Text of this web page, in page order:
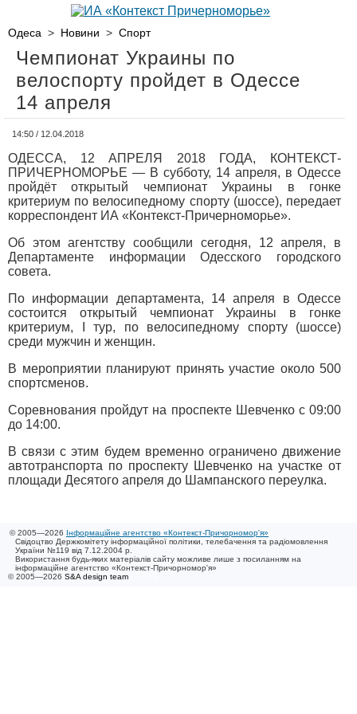
Одеса > Новини > Спорт
Чемпионат Украины по
велоспорту пройдет в Одессе
14 апреля
14:50 / 12.04.2018
ОДЕССА, 12 АПРЕЛЯ 2018 ГОДА, КОНТЕКСТ-
ПРИЧЕРНОМОРЬЕ — В субботу, 14 апреля, в Одессе
пройдёт открытый чемпионат Украины в гонке
критериум по велосипедному спорту (шоссе), передает
корреспондент ИА «Контекст-Причерноморье».
Об этом агентству сообщили сегодня, 12 апреля, в
Департаменте информации Одесского городского
совета.
По информации департамента, 14 апреля в Одессе
состоится открытый чемпионат Украины в гонке
критериум, I тур, по велосипедному спорту (шоссе)
среди мужчин и женщин.
В мероприятии планируют принять участие около 500
спортсменов.
Соревнования пройдут на проспекте Шевченко с 09:00
до 14:00.
В связи с этим будем временно ограничено движение
автотранспорта по проспекту Шевченко на участке от
площади Десятого апреля до Шампанского переулка.
© 2005—2026 Інформаційне агентство «Контекст-Причорномор'я»
Свідоцтво Держкомітету інформаційної політики, телебачення та радіомовлення
України №119 від 7.12.2004 р.
Використання будь-яких матеріалів сайту можливе лише з посиланням на
інформаційне агентство «Контекст-Причорномор'я»
© 2005—2026 S&A design team